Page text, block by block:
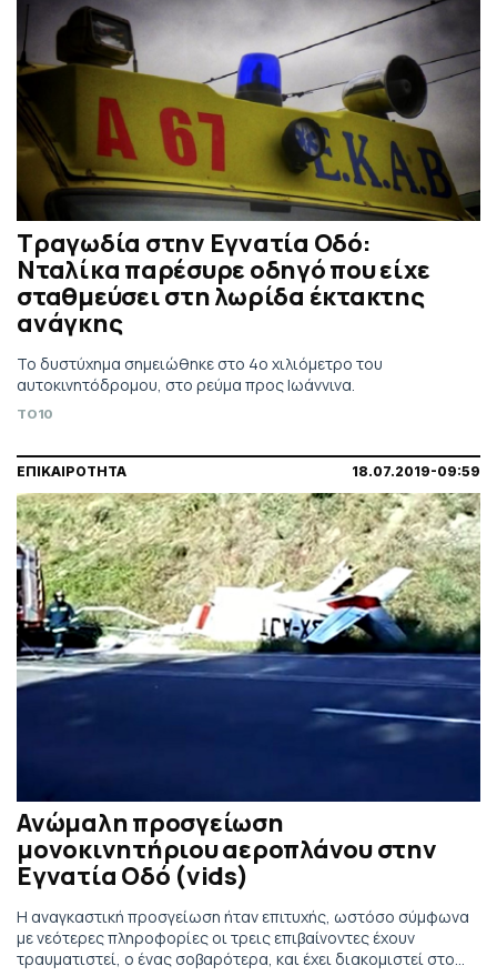
Τραγωδία στην Εγνατία Οδό:
Νταλίκα παρέσυρε οδηγό που είχε
σταθμεύσει στη λωρίδα έκτακτης
ανάγκης
To δυστύχημα σημειώθηκε στο 4ο χιλιόμετρο του
αυτοκινητόδρομου, στο ρεύμα προς Ιωάννινα.
TO10
ΕΠΙΚΑΙΡΟΤΗΤΑ 18.07.2019-09:59
Ανώμαλη προσγείωση
μονοκινητήριου αεροπλάνου στην
Εγνατία Οδό (vids)
Η αναγκαστική προσγείωση ήταν επιτυχής, ωστόσο σύμφωνα
με νεότερες πληροφορίες οι τρεις επιβαίνοντες έχουν
τραυματιστεί, ο ένας σοβαρότερα, και έχει διακομιστεί στο